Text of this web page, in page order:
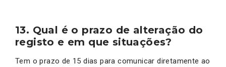
13. Qual é o prazo de alteração do
registo e em que situações?
Tem o prazo de 15 dias para comunicar diretamente ao